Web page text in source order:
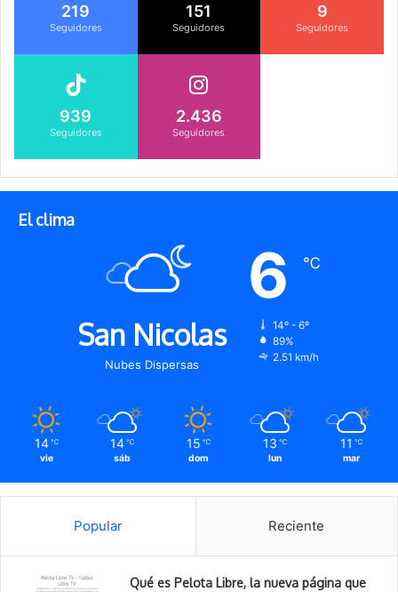
219
Seguidores
151
Seguidores
9
Seguidores
939
Seguidores
2.436
Seguidores
El clima
San Nicolas
Nubes Dispersas
6 ℃
14º - 6º
89%
2.51 km/h
14 ℃
vie
14 ℃
sáb
15 ℃
dom
13 ℃
lun
11 ℃
mar
Popular Reciente
Qué es Pelota Libre, la nueva página que